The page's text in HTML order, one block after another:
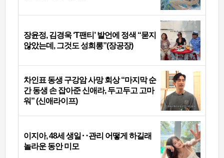
장윤정, 김경욱 ‘T팬티’ 발언에 정색 “묻지
않았는데, 그것도 성희롱”(장공장)
차인표 동생 구강암 사망 회상 “마지막 순
간 동생 손 잡아준 신애라, 두고두고 고마
워” (신애라이프)
이지아, 48세 생일‥관리 어떻게 하길래
놀라운 동안 미모